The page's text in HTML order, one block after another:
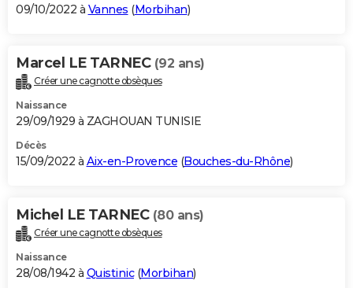
09/10/2022 à Vannes (Morbihan)
Marcel LE TARNEC (92 ans)
Créer une cagnotte obsèques
Naissance
29/09/1929 à ZAGHOUAN TUNISIE
Décès
15/09/2022 à Aix-en-Provence (Bouches-du-Rhône)
Michel LE TARNEC (80 ans)
Créer une cagnotte obsèques
Naissance
28/08/1942 à Quistinic(Morbihan)